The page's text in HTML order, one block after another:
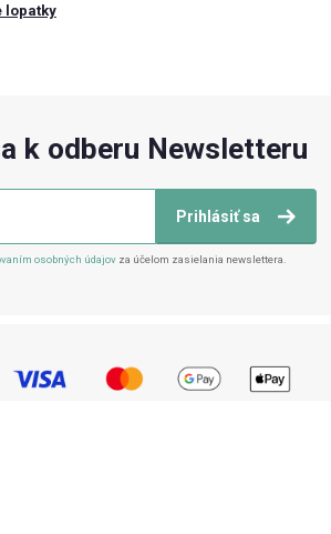
lopatky
k odberu Newsletteru
Prihlásiť sa
osobných údajov za účelom zasielania newslettera.